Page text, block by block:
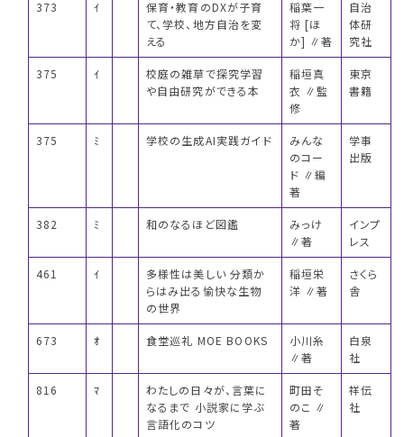
373 ｲ
保育・教育のDXが子育
て、学校、地方自治を変
える
稲葉一
将 [ほ
か] ∥著
自治
体研
究社
375 ｲ
校庭の雑草で探究学習
や自由研究ができる本
稲垣真
衣 ∥監
修
東京
書籍
375 ﾐ 学校の生成AI実践ガイド
みんな
のコー
ド ∥編
著
学事
出版
382 ﾐ 和のなるほど図鑑
みっけ
∥著
インプ
レス
461 ｲ
多様性は美しい 分類か
らはみ出る愉快な生物
の世界
稲垣栄
洋 ∥著
さくら
舎
673 ｵ 食堂巡礼 MOE BOOKS
小川糸
∥著
白泉
社
816 ﾏ
わたしの日々が、言葉に
なるまで 小説家に学ぶ
言語化のコツ
町田そ
のこ ∥
著
祥伝
社